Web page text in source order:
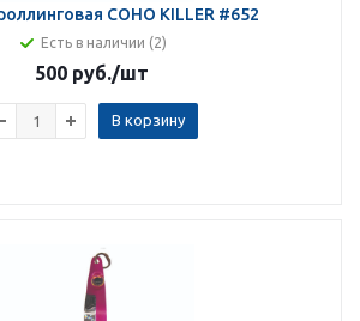
COHO KILLER #652
Есть в наличии (2)
500 руб./шт
В корзину